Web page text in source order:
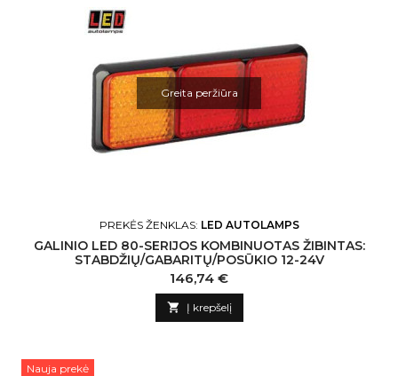
Greita peržiūra
PREKĖS ŽENKLAS: LED AUTOLAMPS
GALINIO LED 80-SERIJOS KOMBINUOTAS ŽIBINTAS:
STABDŽIŲ/GABARITŲ/POSŪKIO 12-24V
Kaina
146,74 €
 Į krepšelį
Nauja prekė